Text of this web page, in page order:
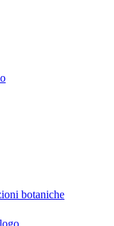
botaniche